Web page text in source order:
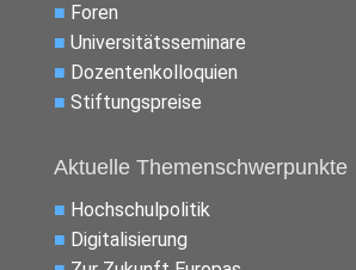
■ Foren
■ Universitätsseminare
■ Dozentenkolloquien
■ Stiftungspreise
Aktuelle Themenschwerpunkte
■ Hochschulpolitik
■ Digitalisierung